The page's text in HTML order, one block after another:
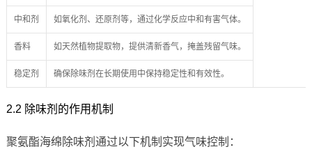
中和剂 如氧化剂、还原剂等，通过化学反应中和有害气体。
香料 如天然植物提取物，提供清新香气，掩盖残留气味。
稳定剂 确保除味剂在长期使用中保持稳定性和有效性。
2.2 除味剂的作用机制
聚氨酯海绵除味剂通过以下机制实现气味控制：